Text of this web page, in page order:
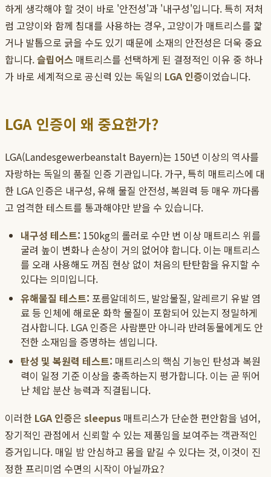
하게 생각해야 할 것이 바로 '안전성'과 '내구성'입니다. 특히 저처
럼 고양이와 함께 침대를 사용하는 경우, 고양이가 매트리스를 핥
거나 발톱으로 긁을 수도 있기 때문에 소재의 안전성은 더욱 중요
합니다.슬립어스 매트리스를 선택하게 된 결정적인 이유 중 하나
가 바로 세계적으로 공신력 있는 독일의 LGA 인증이었습니다.
LGA 인증이 왜 중요한가?
LGA(Landesgewerbeanstalt Bayern)는 150년 이상의 역사를
자랑하는 독일의 품질 인증 기관입니다. 가구, 특히 매트리스에 대
한 LGA 인증은 내구성, 유해 물질 안전성, 복원력 등 매우 까다롭
고 엄격한 테스트를 통과해야만 받을 수 있습니다.
내구성 테스트: 150kg의 롤러로 수만 번 이상 매트리스 위를
굴려 높이 변화나 손상이 거의 없어야 합니다. 이는 매트리스
를 오래 사용해도 꺼짐 현상 없이 처음의 탄탄함을 유지할 수
있다는 의미입니다.
유해물질 테스트: 포름알데히드, 발암물질, 알레르기 유발 염
료 등 인체에 해로운 화학 물질이 포함되어 있는지 정밀하게
검사합니다. LGA 인증은 사람뿐만 아니라 반려동물에게도 안
전한 소재임을 증명하는 셈입니다.
탄성 및 복원력 테스트: 매트리스의 핵심 기능인 탄성과 복원
력이 일정 기준 이상을 충족하는지 평가합니다. 이는 곧 뛰어
난 체압 분산 능력과 직결됩니다.
이러한 LGA 인증은 sleepus 매트리스가 단순한 편안함을 넘어,
장기적인 관점에서 신뢰할 수 있는 제품임을 보여주는 객관적인
증거입니다. 매일 밤 안심하고 몸을 맡길 수 있다는 것, 이것이 진
정한 프리미엄 수면의 시작이 아닐까요?